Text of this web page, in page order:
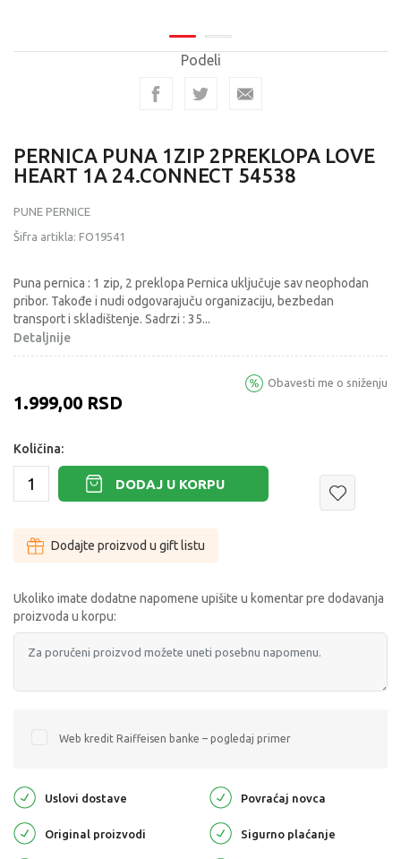
Podeli
PERNICA PUNA 1ZIP 2PREKLOPA LOVE
HEART 1A 24.CONNECT 54538
PUNE PERNICE
Šifra artikla: FO19541
Puna pernica : 1 zip, 2 preklopa Pernica uključuje sav neophodan
pribor. Takođe i nudi odgovarajuču organizaciju, bezbedan
transport i skladištenje. Sadrzi : 35...
Detaljnije
1.999,00 RSD
Obavesti me o sniženju
Količina:
DODAJ U KORPU
Dodajte proizvod u gift listu
Ukoliko imate dodatne napomene upišite u komentar pre dodavanja
proizvoda u korpu:
Web kredit Raiffeisen banke – pogledaj primer
Uslovi dostave Povraćaj novca
Original proizvodi Sigurno plaćanje